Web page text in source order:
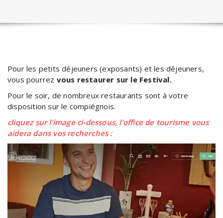
Pour les petits déjeuners (exposants) et les déjeuners,
vous pourrez vous restaurer sur le Festival.
Pour le soir, de nombreux restaurants sont à votre
disposition sur le compiégnois.
cliquez sur l’image ci-dessous, l’office de tourisme vous
aidera dans vos recherches :